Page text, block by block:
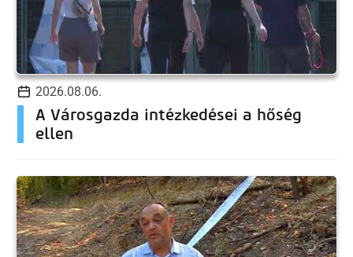
2026.08.06.
A Városgazda intézkedései a hőség
ellen